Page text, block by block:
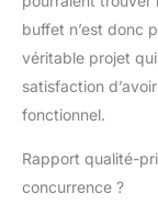
buffet n’est donc
véritable projet
satisfaction
fonctionnel.
Rapport qualité-
concurrence ?